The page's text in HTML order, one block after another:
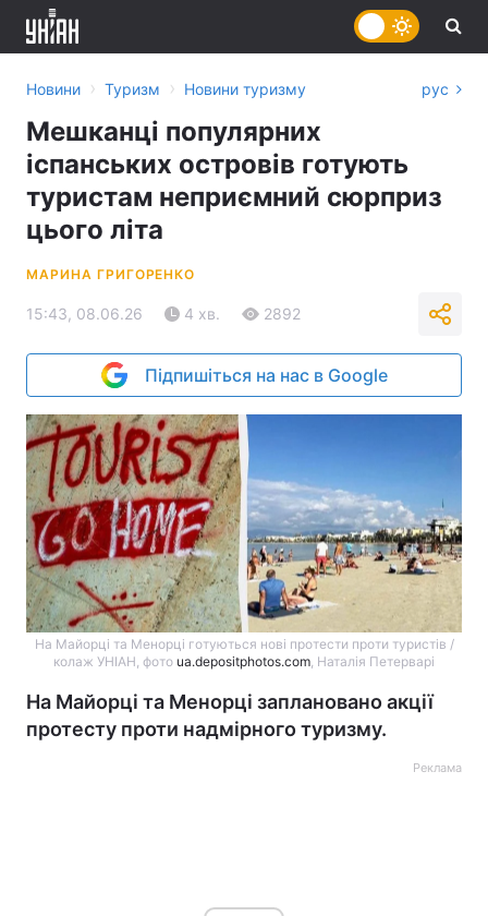
Новини › Туризм › Новини туризму рус
Мешканці популярних
іспанських островів готують
туристам неприємний сюрприз
цього літа
МАРИНА ГРИГОРЕНКО
15:43, 08.06.26 4 хв. 2892
Підпишіться на нас в Google
На Майорці та Менорці готуються нові протести проти туристів /
колаж УНІАН, фото ua.depositphotos.com, Наталія Петерварі
На Майорці та Менорці заплановано акції
протесту проти надмірного туризму.
Реклама